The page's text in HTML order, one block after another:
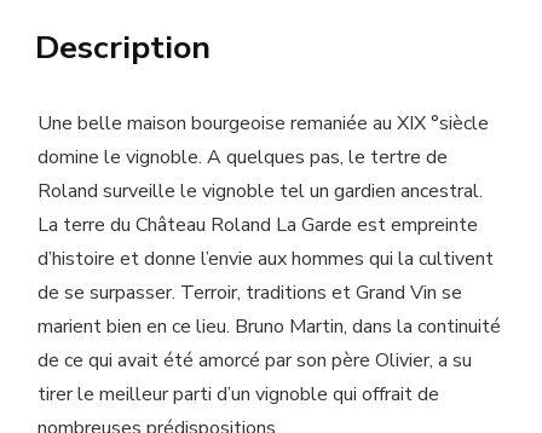
Vin
culture
Biodynamique
Description
Une belle maison bourgeoise remaniée au XIX °siècle
domine le vignoble. A quelques pas, le tertre de
Roland surveille le vignoble tel un gardien ancestral.
La terre du Château Roland La Garde est empreinte
d’histoire et donne l’envie aux hommes qui la cultivent
de se surpasser. Terroir, traditions et Grand Vin se
marient bien en ce lieu. Bruno Martin, dans la continuité
de ce qui avait été amorcé par son père Olivier, a su
tirer le meilleur parti d’un vignoble qui offrait de